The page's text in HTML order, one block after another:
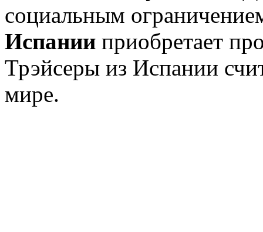
социальным
Испании приобретает
Трэйсеры из Испании
мире.